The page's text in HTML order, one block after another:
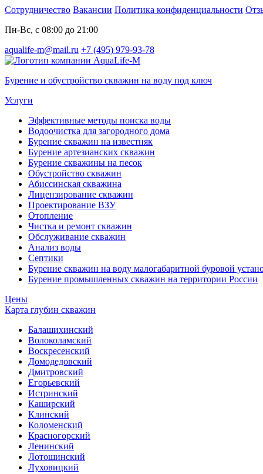
Сотрудничество Вакансии Политика конфиденциальности
Пн-Вс, с 08:00 до 21:00
aqualife-m@mail.ru +7 (495) 979-93-78
Бурение и обустройство скважин на воду под ключ
Услуги
Эффективные методы поиска воды
Водоочистка для загородного дома
Бурение скважин на известняк
Бурение артезианских скважин
Бурение скважины на песок
Обустройство скважин
Абиссинская скважина
Лицензирование скважин
Проектирование ВЗУ
Отопление
Чистка и ремонт скважин
Обслуживание скважин
Анализ воды
Септики
Бурение скважин на воду малогабаритной буровой
Бурение промышленных скважин на территории России
Цены
Карта глубин скважин
Балашихинский
Волоколамский
Воскресенский
Домодедовский
Дмитровский
Егорьевский
Истринский
Каширский
Клинский
Коломенский
Красногорский
Ленинский
Лотошинский
Луховицкий